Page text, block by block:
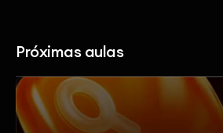
Próximas aulas